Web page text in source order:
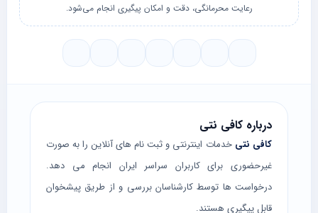
رعایت محرمانگی، دقت و امکان پیگیری انجام می‌شود.
درباره کافی نتی
کافی نتی خدمات اینترنتی و ثبت نام های آنلاین را به صورت
غیرحضوری برای کاربران سراسر ایران انجام می دهد.
درخواست ها توسط کارشناسان بررسی و از طریق پیشخوان
قابل پیگیری هستند.